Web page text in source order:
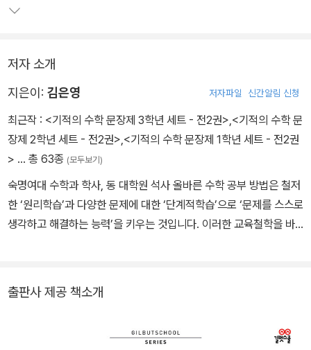
해 낼 수 있는 힘을 길러준다.
저자 소개
지은이: 김은영 저자파일 신간알림 신청
최근작 : <기적의 수학 문장제 3학년 세트 - 전2권>,<기적의 수학 문
장제 2학년 세트 - 전2권>,<기적의 수학 문장제 1학년 세트 - 전2권
> … 총 63종 (모두보기)
숙명여대 수학과 학사, 동 대학원 석사 올바른 수학 공부 방법은 철저
한 ‘원리학습’과 다양한 문제에 대한 ‘단계적학습’으로 ‘문제를 스스로
생각하고 해결하는 능력’을 키우는 것입니다. 이러한 교육철학을 바
출판사 제공 책소개